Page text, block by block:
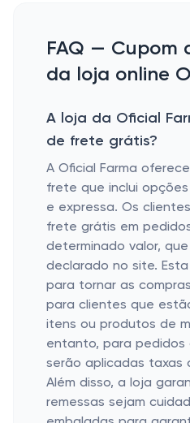
FAQ — Cupom
da loja online
A loja da Oficial
de frete grátis?
A Oficial Farma
frete que inclui
e expressa. Os
frete grátis em
determinado valor,
declarado no site.
para tornar as
para clientes que
itens ou produtos de
entanto, para pedidos
serão aplicadas taxas
Além disso, a loja
remessas sejam